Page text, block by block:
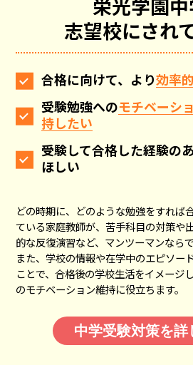
栄光学園中
志望校にされ
合格に向けて、より効率
受験勉強へのモチベーシ
持したい
受験して合格した経験の
ほしい
どの時期に、どのような勉強をすれば
ている家庭教師が、苦手科目の対策や
的な反復演習など、マンツーマンなら
また、学校の情報や在学中のエピソー
ことで、合格後の学校生活をイメージ
のモチベーション維持に役立ちます。
中学受験対策を詳